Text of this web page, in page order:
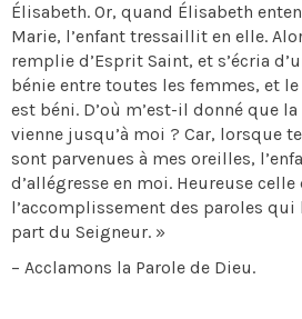
Élisabeth. Or, quand Élisabeth
Marie, l’enfant tressaillit en elle.
remplie d’Esprit Saint, et s’écria
bénie entre toutes les femmes, et
est béni. D’où m’est-il donné que
vienne jusqu’à moi ? Car, lorsque
sont parvenues à mes oreilles,
d’allégresse en moi. Heureuse
l’accomplissement des paroles
part du Seigneur. »
– Acclamons la Parole de Dieu.